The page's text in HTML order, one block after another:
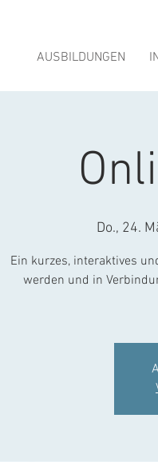
AUSBILDUNGEN
Do., 24.
Ein kurzes, interaktives
werden und in